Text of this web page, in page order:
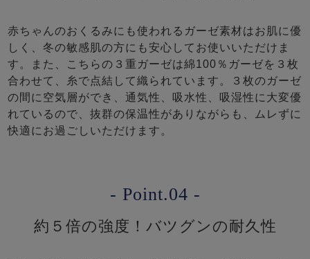
赤ちゃんのおくるみにも使われるガーゼ素材はお肌に優
しく、冬の敏感肌の方にも安心してお使いいただけま
す。また、こちらの３重ガーゼは綿100％ガーゼを３枚
合わせて、糸で点結して織られています。３枚のガーゼ
の間に空気層ができ、通気性、吸水性、吸湿性に大変優
れているので、抜群の保温性がありながらも、ムレずに
快適にお過ごしいただけます。
- Point.04 -
約５倍の強度！バツグンの耐久性